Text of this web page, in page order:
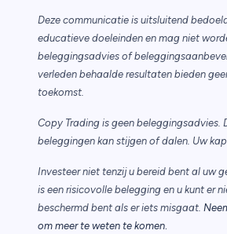
Deze communicatie is uitsluitend
educatieve doeleinden en mag niet
beleggingsadvies of
verleden behaalde resultaten bieden
toekomst.
Copy Trading is geen beleggingsadvies.
beleggingen kan stijgen of dalen. Uw
Investeer niet tenzij u bereid bent al uw
is een risicovolle belegging en u kunt er
beschermd bent als er iets misgaat.
om meer te weten te komen.